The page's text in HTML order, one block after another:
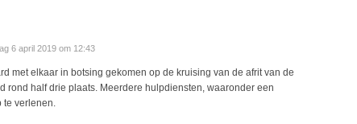
6 april 2019 om 12:43
met elkaar in botsing gekomen op de kruising van de afrit van de
rond half drie plaats. Meerdere hulpdiensten, waaronder een
te verlenen.